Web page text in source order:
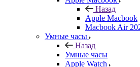
Назад
Apple Macbook
Macbook Air
Умные часы
Назад
Умные часы
Apple Watch